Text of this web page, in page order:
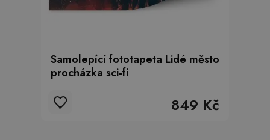
Samolepící fototapeta Lidé město
procházka sci-fi
849 Kč